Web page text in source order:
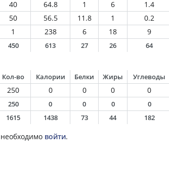
40 64.8 1 6
1.4
50 56.5 11.8 1
0.2
1 238 6 18
9
450 613 27 26 64
Кол-во Калории Белки Жиры Углеводы
250 0 0 0
0
250 0 0 0 0
1615 1438 73 44 182
войти.